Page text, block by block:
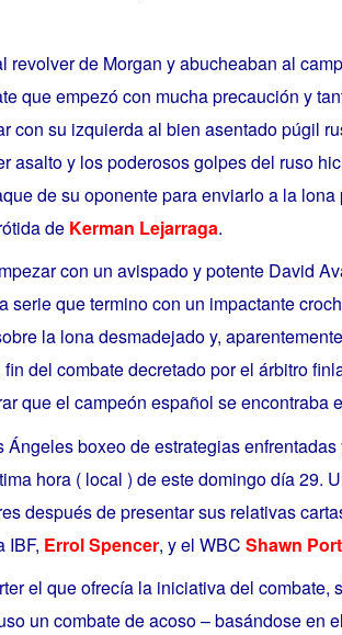
revolver de Morgan y abucheaban al
que empezó con mucha precaución y
con su izquierda al bien asentado púgil
asalto y los poderosos golpes del ruso
de su oponente para enviarlo a la lona
de Kerman Lejarraga.
con un avispado y potente David
serie que termino con un impactante
la lona desmadejado y,
del combate decretado por el árbitro
que el campeón español se encontraba
Ángeles boxeo de estrategias
hora ( local ) de este domingo día 29.
después de presentar sus relativas
IBF, Errol Spencer, y el WBC Shawn
el que ofrecía la iniciativa del combate,
un combate de acoso – basándose en